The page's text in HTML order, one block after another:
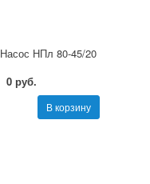
Насос НПл 80-45/20
0 руб.
В корзину